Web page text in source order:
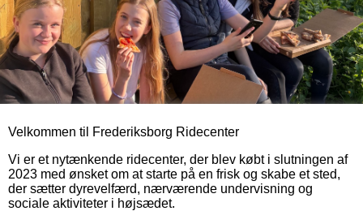
Velkommen til Frederiksborg Ridecenter
Vi er et nytænkende ridecenter, der blev købt i slutningen af
2023 med ønsket om at starte på en frisk og skabe et sted,
der sætter dyrevelfærd, nærværende undervisning og
sociale aktiviteter i højsædet.